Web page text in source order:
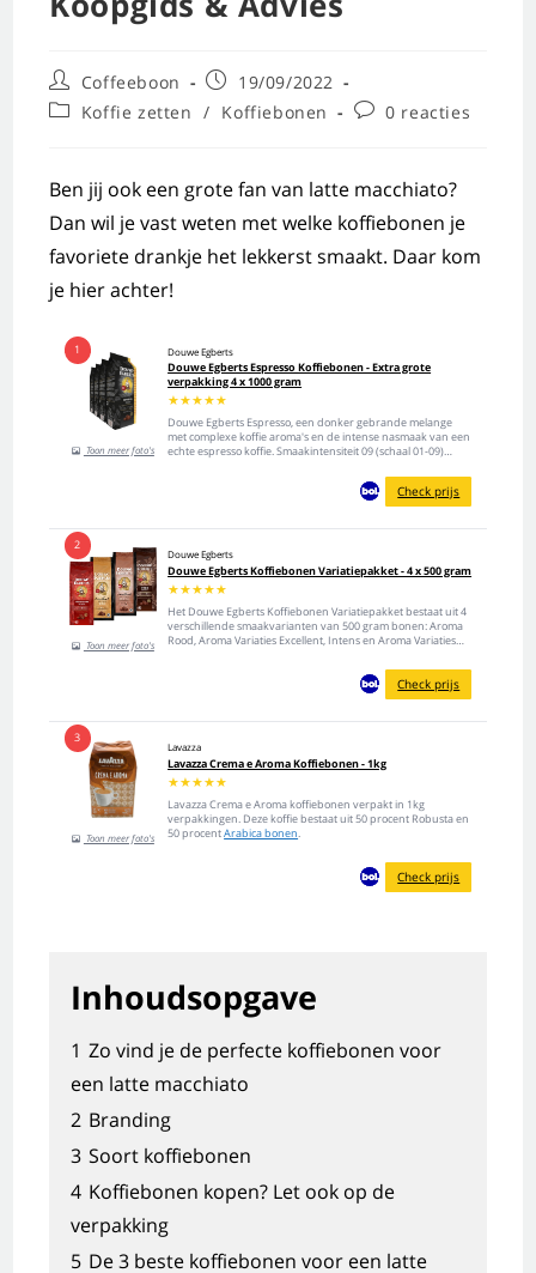
Coffeeboon
19/09/2022
Koffie zetten / Koffiebonen 0 reacties
Ben jij ook een grote fan van latte macchiato?
Dan wil je vast weten met welke koffiebonen je
favoriete drankje het lekkerst smaakt. Daar kom
je hier achter!
1
Toon meer foto's
Douwe Egberts
Douwe Egberts Espresso Koffiebonen - Extra grote
verpakking 4 x 1000 gram
★★★★★
Douwe Egberts Espresso, een donker gebrande melange
met complexe koffie aroma's en de intense nasmaak van een
echte espresso koffie. Smaakintensiteit 09 (schaal 01-09)
Smaaksegment Espresso: Krachtig & Sterk Extra grote
Check prijs
2
Toon meer foto's
Douwe Egberts
Douwe Egberts Koffiebonen Variatiepakket - 4 x 500 gram
★★★★★
Het Douwe Egberts Koffiebonen Variatiepakket bestaat uit 4
verschillende smaakvarianten van 500 gram bonen: Aroma
Rood, Aroma Variaties Excellent, Intens en Aroma Variaties
van Nederland. Sinds 1753 de meest geschonken koffie en
Check prijs
3
Toon meer foto's
Lavazza
Lavazza Crema e Aroma Koffiebonen - 1kg
★★★★★
Lavazza Crema e Aroma koffiebonen verpakt in 1kg
verpakkingen. Deze koffie bestaat uit 50 procent Robusta en
50 procentArabica bonen.
Check prijs
Inhoudsopgave
1 Zo vind je de perfecte koffiebonen voor
een latte macchiato
2 Branding
3 Soort koffiebonen
4 Koffiebonen kopen? Let ook op de
verpakking
5 De 3 beste koffiebonen voor een latte